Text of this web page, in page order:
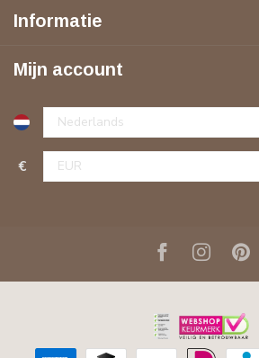
Informatie
Mijn account
€